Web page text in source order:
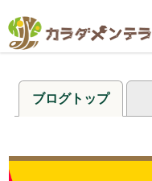
ブログトップ